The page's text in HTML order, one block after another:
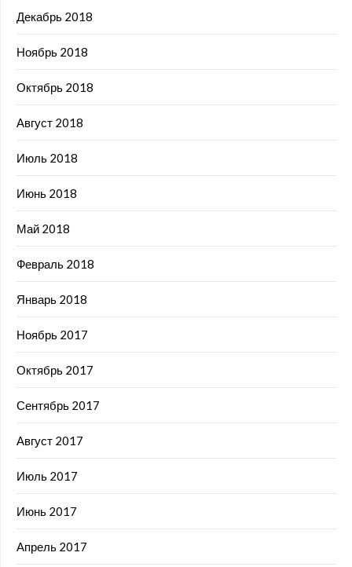
Декабрь 2018
Ноябрь 2018
Октябрь 2018
Август 2018
Июль 2018
Июнь 2018
Май 2018
Февраль 2018
Январь 2018
Ноябрь 2017
Октябрь 2017
Сентябрь 2017
Август 2017
Июль 2017
Июнь 2017
Апрель 2017